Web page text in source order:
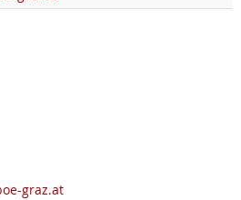
graz.at